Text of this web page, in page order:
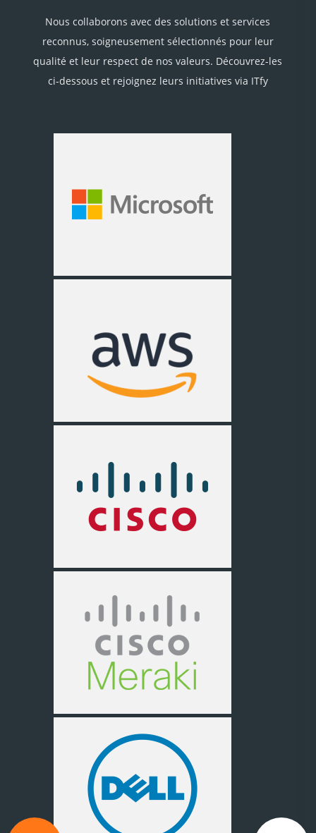
Nous collaborons avec des solutions et services
reconnus, soigneusement sélectionnés pour leur
qualité et leur respect de nos valeurs. Découvrez-les
ci-dessous et rejoignez leurs initiatives via ITfy